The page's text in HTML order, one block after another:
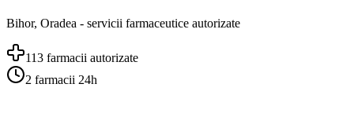
Bihor, Oradea - servicii farmaceutice autorizate
113 farmacii autorizate
2 farmacii 24h